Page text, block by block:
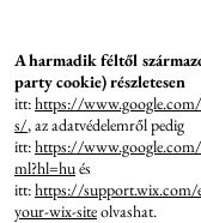
A harmadik féltől
party cookie) részletesen
itt:https://
s/, az adatvédelemről pedig
itt:https://
ml?hl=hués
itt:https://support.wix.com/
your-wix-siteolvashat.